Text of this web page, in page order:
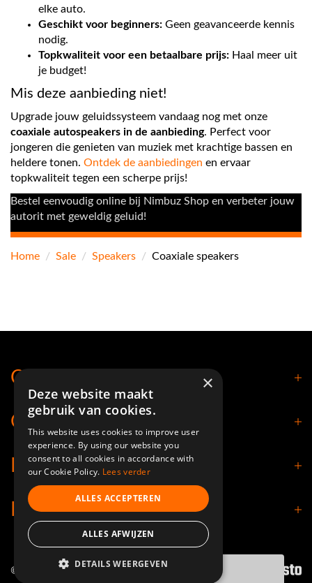
Filters
elke auto.
Geschikt voor beginners: Geen geavanceerde kennis
nodig.
Topkwaliteit voor een betaalbare prijs: Haal meer uit
je budget!
Mis deze aanbieding niet!
Upgrade jouw geluidssysteem vandaag nog met onze
coaxiale autospeakers in de aanbieding. Perfect voor
jongeren die genieten van muziek met krachtige bassen en
heldere tonen. Ontdek de aanbiedingen en ervaar
topkwaliteit tegen een scherpe prijs!
Bestel eenvoudig online bij Nimbuz Shop en verbeter jouw
autorit met geweldig geluid!
Home / Sale / Speakers / Coaxiale speakers
Contact
Openingstijden
Klantenservice
Informatie
© 2026 - Nimbuz Shop.
×
Deze website maakt
gebruik van cookies.
This website uses cookies to improve user
experience. By using our website you
consent to all cookies in accordance with
our Cookie Policy. Lees verder
ALLES ACCEPTEREN
ALLES AFWIJZEN
DETAILS WEERGEVEN